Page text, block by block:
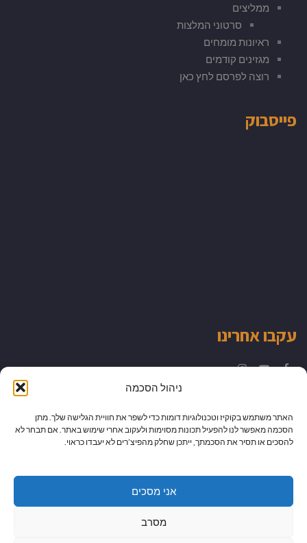
ניהול הסכמה
האתר משתמש בקוקיז וטכנולוגיות דומות כדי לשפר את חוויית הגלישה שלך. מתן
הסכמה מאפשר לנו להפעיל תכונות מסוימות ולעקוב אחרי שימוש באתר. אם תבחר לא
להסכים או תסיר את הסכמתך, ייתכן שחלק מהפיצ’רים לא יעבדו כראוי.
אני מסכים
מסרב
ממליצים
סרטוני המלצות
ראיונות מומחים
מגזינים קודמים
רוצה לפרסם לחץ כאן
פייסבוק
עקבו אחרינו